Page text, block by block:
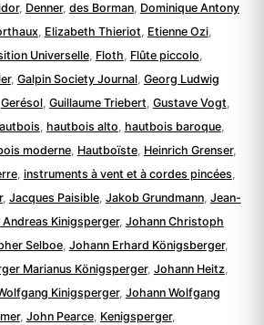
, Denner, des Borman, Dominique Antony
, Elizabeth Thieriot, Etienne Ozi,
Universelle, Floth, Flûte piccolo,
, Galpin Society Journal, Georg Ludwig
Gerésol, Guillaume Triebert, Gustave Vogt,
, hautbois alto, hautbois baroque,
moderne, Hautboïste, Heinrich Grenser,
, instruments à vent et à cordes pincées,
, Jacques Paisible, Jakob Grundmann, Jean-
Andreas Kinigsperger, Johann Christoph
Selboe, Johann Erhard Königsberger,
Marianus Königsperger, Johann Heitz,
Kinigsperger, Johann Wolfgang
, John Pearce, Kenigsperger,